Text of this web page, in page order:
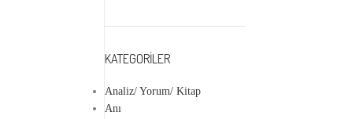
KATEGORILER
Analiz/ Yorum/ Kitap
Anı